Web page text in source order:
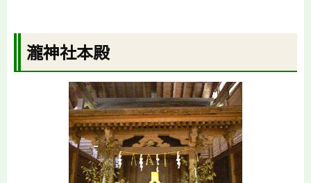
瀧神社本殿